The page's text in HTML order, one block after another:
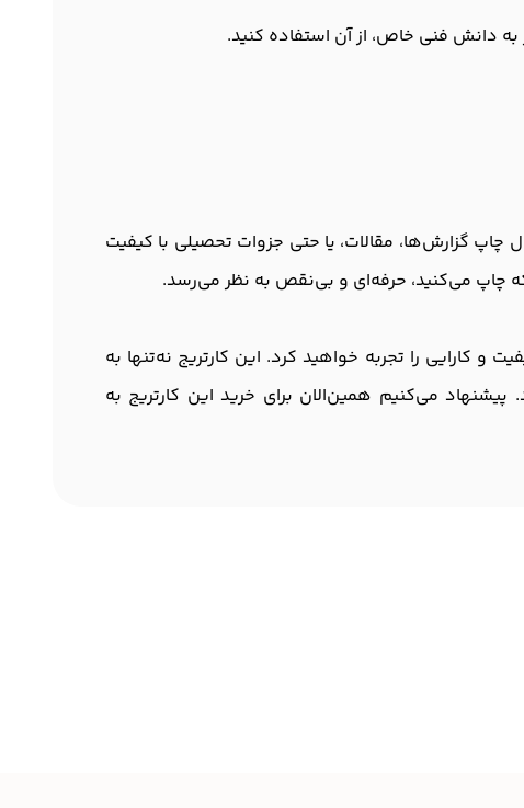
به‌دنبال چاپ گزارش‌ها، مقالات، یا حتی جزوات تحصیلی با کیفیت
چاپ می‌کنید، حرفه‌ای و بی‌نقص به نظر می‌رسد.
که در هر بار چاپ، کیفیت و کارایی را تجربه خواهید کرد. این کارتریج نه‌تنها به
می‌کنیم همین‌الان برای خرید این کارتریج به